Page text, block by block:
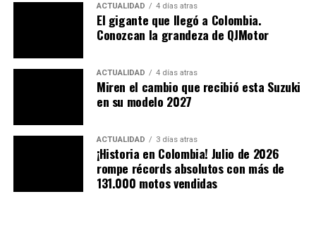
ACTUALIDAD 4 días atras
El gigante que llegó a Colombia.
Conozcan la grandeza de QJMotor
ACTUALIDAD 4 días atras
Miren el cambio que recibió esta Suzuki
en su modelo 2027
ACTUALIDAD 3 días atras
¡Historia en Colombia! Julio de 2026
rompe récords absolutos con más de
131.000 motos vendidas